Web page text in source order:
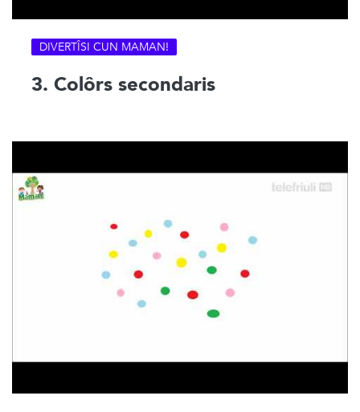
DIVERTÎSI CUN MAMAN!
3. Colôrs secondaris